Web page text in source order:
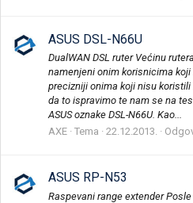
ASUS DSL-N66U
DualWAN DSL ruter Većinu
namenjeni onim korisnicima
precizniji onima koji nisu koristili
da to ispravimo te nam se na
ASUS oznake DSL-N66U. Kao...
AXE Tema 22.12.2013.
ASUS RP-N53
Raspevani range extender Posle